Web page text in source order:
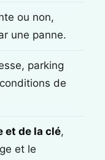
ou non,
une panne.
parking
de
et de la clé,
et le